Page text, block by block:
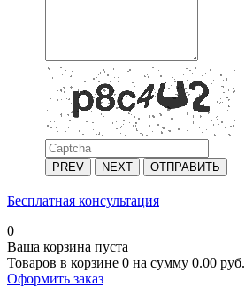
PREV NEXT ОТПРАВИТЬ
Бесплатная консультация
0
Ваша корзина пуста
Товаров в корзине 0 на сумму 0.00 руб.
Оформить заказ